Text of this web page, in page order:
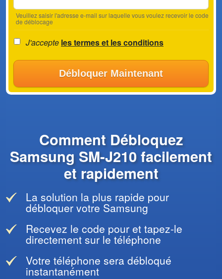
Veuillez saisir l'adresse e-mail sur laquelle vous voulez recevoir le code
de déblocage
J'accepte les termes et les conditions
Débloquer Maintenant
Comment Débloquez
Samsung SM-J210 facilement
et rapidement
La solution la plus rapide pour
débloquer votre Samsung
Recevez le code pour et tapez-le
directement sur le téléphone
Votre téléphone sera débloqué
instantanément